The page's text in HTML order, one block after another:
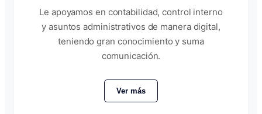
Le apoyamos en contabilidad, control interno
y asuntos administrativos de manera digital,
teniendo gran conocimiento y suma
comunicación.
Ver más